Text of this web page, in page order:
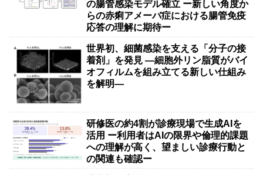
の腸管感染モデル確立 ー新しい角度か
らの赤痢アメーバ症における腸管免疫
応答の理解に期待ー
世界初、細菌感染を支える「分子の接
着剤」を発見 ―細胞外リン脂質がバイ
オフィルムを組み立てる新しい仕組み
を解明―
研修医の約4割が診療現場で生成AIを
活用 ー利用者はAIの限界や倫理的課題
への理解が高く、望ましい診療行動と
の関連も確認ー